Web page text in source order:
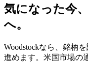
気になった今
へ。
Woodstockなら、銘柄
進めます。米国市場の